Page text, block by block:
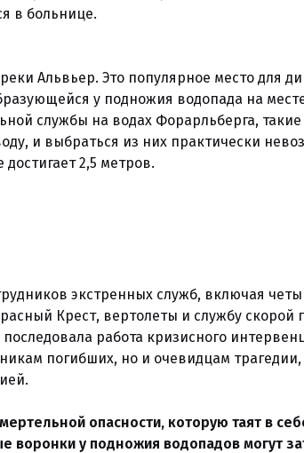
в больнице.
Альвьер. Это популярное место для
у подножия водопада на
службы на водах Форарльберга,
и выбраться из них практически
2,5 метров.
экстренных служб, включая
Крест, вертолеты и службу скорой
работа кризисного
погибших, но и очевидцам
опасности, которую таят в
у подножия водопадов могут